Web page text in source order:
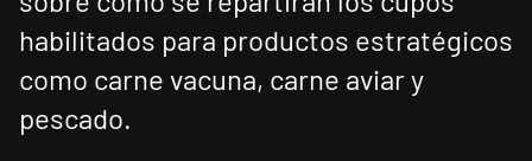
habilitados para productos estratégicos
como carne vacuna, carne aviar y
pescado.